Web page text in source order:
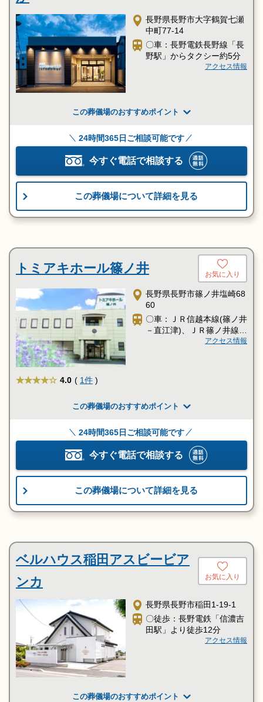
長野県長野市大字鶴賀七瀬
中町77-14
〇車：長野電鉄長野線「長
野駅」からタクシー約5分
アクセス情報
この葬儀場のおすすめポイント
24時間365日ご相談可能です
今すぐ電話で相談する
この葬儀場について詳細を見る
トミアキホール篠ノ井 お気に入り
長野県長野市篠ノ井塩崎68
60
〇車：ＪＲ信越本線(篠ノ井
－直江津)、ＪＲ篠ノ井線、
しなの鉄道「篠ノ井駅」か
アクセス情報
★★★★ 4.0 ( 1件 )
この葬儀場のおすすめポイント
24時間365日ご相談可能です
今すぐ電話で相談する
この葬儀場について詳細を見る
ベルハウス稲田アスビービア
ンカ
お気に入り
長野県長野市稲田1-19-1
〇徒歩：長野電鉄「信濃吉
田駅」より徒歩12分
アクセス情報
この葬儀場のおすすめポイント